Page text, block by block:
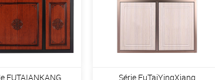
FUTAIANKANG Série FuTaiYingXiang